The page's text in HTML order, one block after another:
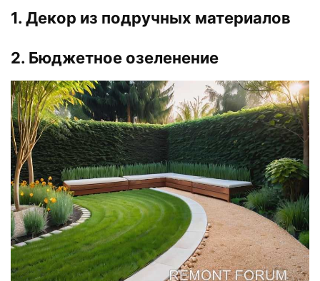
1. Декор из подручных материалов
2. Бюджетное озеленение